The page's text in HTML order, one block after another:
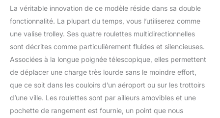
La véritable innovation de ce modèle réside dans sa double
fonctionnalité. La plupart du temps, vous l’utiliserez comme
une valise trolley. Ses quatre roulettes multidirectionnelles
sont décrites comme particulièrement fluides et silencieuses.
Associées à la longue poignée télescopique, elles permettent
de déplacer une charge très lourde sans le moindre effort,
que ce soit dans les couloirs d’un aéroport ou sur les trottoirs
d’une ville. Les roulettes sont par ailleurs amovibles et une
pochette de rangement est fournie, un point que nous